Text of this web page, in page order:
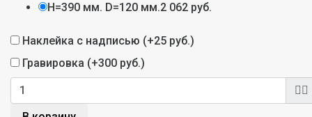
H=390 мм. D=120 мм.2 062 руб.
Наклейка с надписью (+25 руб.)
Гравировка (+300 руб.)